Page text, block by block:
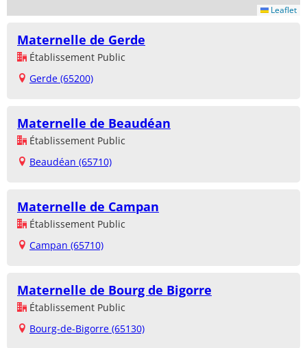
Leaflet
Maternelle de Gerde
Établissement Public
Gerde (65200)
Maternelle de Beaudéan
Établissement Public
Beaudéan (65710)
Maternelle de Campan
Établissement Public
Campan (65710)
Maternelle de Bourg de Bigorre
Établissement Public
Bourg-de-Bigorre (65130)